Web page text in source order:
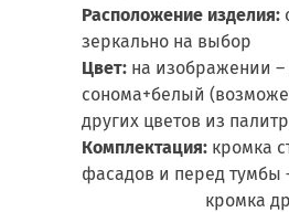
Расположение изделия:
зеркально на выбор
Цвет: на изображении –
сонома+белый
других цветов из
Комплектация: кромка
фасадов и перед тумбы
кромка